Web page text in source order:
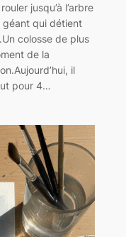
jusqu’à l’arbre
géant qui détient
colosse de plus
de la
il
pour 4…